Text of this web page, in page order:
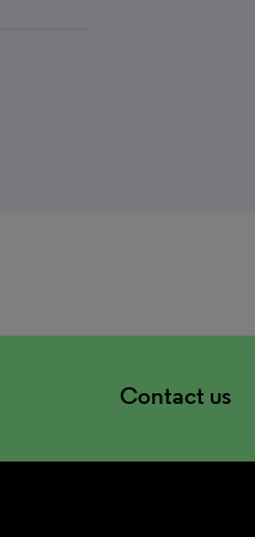
Contact us